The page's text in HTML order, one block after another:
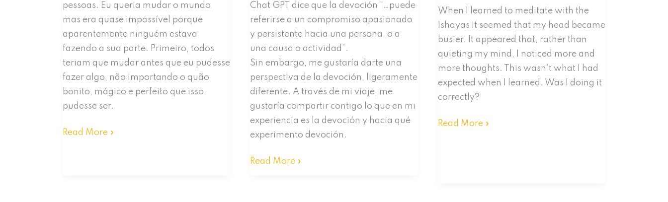
pessoas. Eu queria mudar o mundo,
mas era quase impossível porque
aparentemente ninguém estava
fazendo a sua parte. Primeiro, todos
teriam que mudar antes que eu pudesse
fazer algo, não importando o quão
bonito, mágico e perfeito que isso
pudesse ser.
De
Read More »
Chat GPT dice que la devoción “…puede
referirse a un compromiso apasionado
y persistente hacia una persona, o a
una causa o actividad”.
Sin embargo, me gustaría darte una
perspectiva de la devoción, ligeramente
diferente. A través de mi viaje, me
gustaría compartir contigo lo que en mi
experiencia es la devoción y hacia qué
experimento devoción.
Devoción
Read More »
When I learned to meditate with the
Ishayas it seemed that my head became
busier. It appeared that, rather than
quieting my mind, I noticed more and
more thoughts. This wasn’t what I had
expected when I learned. Was I doing it
correctly?
Moving
Read More »